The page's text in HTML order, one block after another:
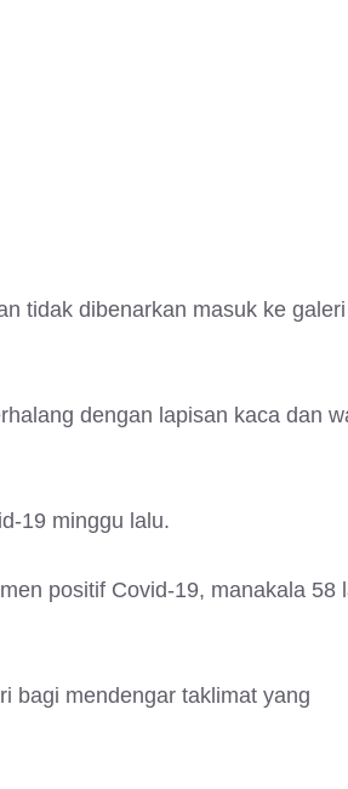
tidak dibenarkan masuk ke galeri
dengan lapisan kaca dan
19 minggu lalu.
positif Covid-19, manakala 58
bagi mendengar taklimat yang